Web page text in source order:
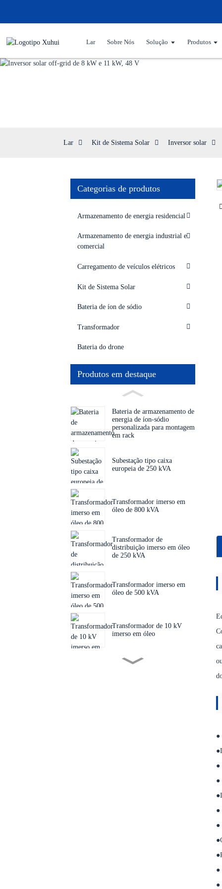
Lar Sobre Nós Solução Produtos
Lar Kit de Sistema Solar Inversor solar
Categorias de produtos
Armazenamento de energia residencial
Armazenamento de energia industrial e
comercial
Carregamento de veículos elétricos
Kit de Sistema Solar
Bateria de íon de sódio
Transformador
Bateria do drone
Produtos em destaque
Bateria de armazenamento de
energia de íon-sódio
personalizada para montagem
em rack
Subestação tipo caixa
europeia de 250 kVA
Transformador imerso em
óleo de 800 kVA
Transformador de
distribuição imerso em óleo
de 250 kVA
Transformador imerso em
óleo de 500 kVA
Transformador de 10 kV
imerso em óleo
Loading...
Loading...
●
●
●
●
●
●
●